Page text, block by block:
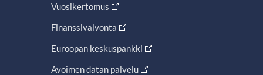
Vuosikertomus
Finanssivalvonta
Euroopan keskuspankki
Avoimen datan palvelu